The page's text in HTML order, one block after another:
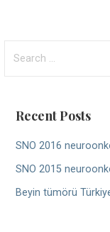
for:
Recent Posts
SNO 2016
SNO 2015
Beyin tümörü